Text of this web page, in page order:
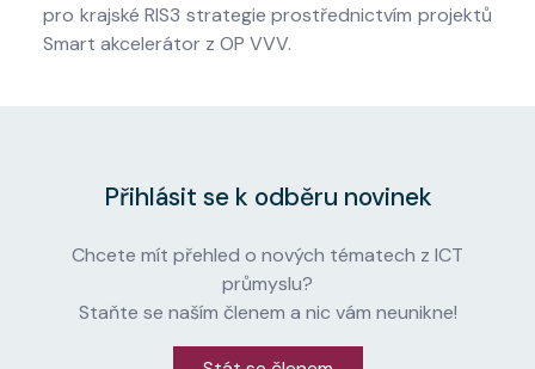
pro krajské RIS3 strategie prostřednictvím projektů
Smart akcelerátor z OP VVV.
Přihlásit se k odběru novinek
Chcete mít přehled o nových tématech z ICT
průmyslu?
Staňte se naším členem a nic vám neunikne!